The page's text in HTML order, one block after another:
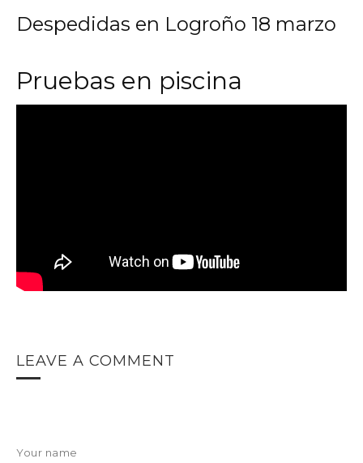
Despedidas en Logroño 18 marzo
Pruebas en piscina
LEAVE A COMMENT
Your name